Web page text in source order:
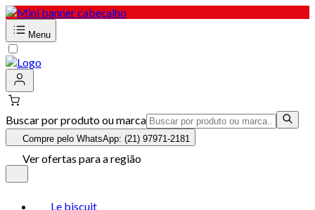
Menu
Buscar por produto ou marca
Compre pelo WhatsApp: (21) 97971-2181
Ver ofertas para a região
Le biscuit